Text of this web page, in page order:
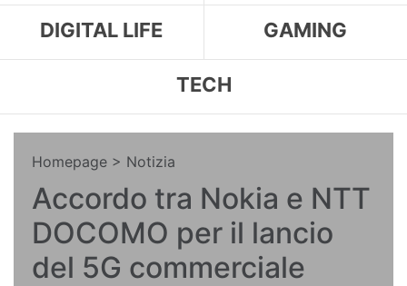
DIGITAL LIFE GAMING
TECH
Homepage > Notizia
Accordo tra Nokia e NTT
DOCOMO per il lancio
del 5G commerciale